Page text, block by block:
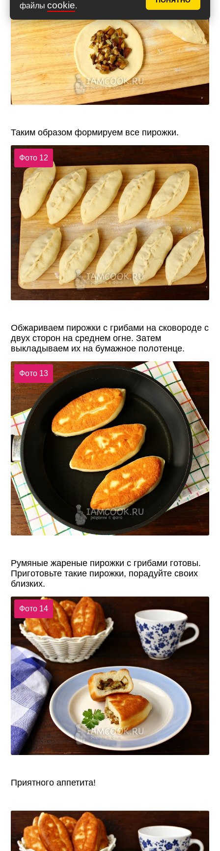
файлы cookie.
Таким образом формируем все пирожки.
Фото 12
Обжариваем пирожки с грибами на сковороде с
двух сторон на среднем огне. Затем
выкладываем их на бумажное полотенце.
Фото 13
Румяные жареные пирожки с грибами готовы.
Приготовьте такие пирожки, порадуйте своих
близких.
Фото 14
Приятного аппетита!